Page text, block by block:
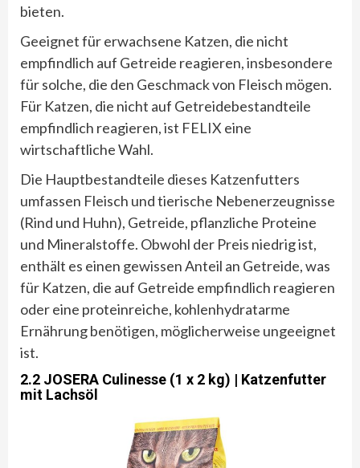
bieten.
Geeignet für erwachsene Katzen, die nicht
empfindlich auf Getreide reagieren, insbesondere
für solche, die den Geschmack von Fleisch mögen.
Für Katzen, die nicht auf Getreidebestandteile
empfindlich reagieren, ist FELIX eine
wirtschaftliche Wahl.
Die Hauptbestandteile dieses Katzenfutters
umfassen Fleisch und tierische Nebenerzeugnisse
(Rind und Huhn), Getreide, pflanzliche Proteine
und Mineralstoffe. Obwohl der Preis niedrig ist,
enthält es einen gewissen Anteil an Getreide, was
für Katzen, die auf Getreide empfindlich reagieren
oder eine proteinreiche, kohlenhydratarme
Ernährung benötigen, möglicherweise ungeeignet
ist.
2.2 JOSERA Culinesse (1 x 2 kg) | Katzenfutter
mit Lachsöl